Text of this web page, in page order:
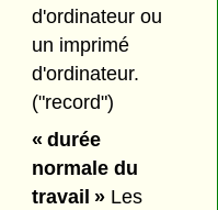
d'ordinateur ou
un imprimé
d'ordinateur.
("record")
« durée
normale du
travail »Les